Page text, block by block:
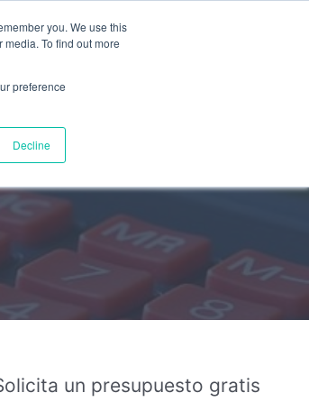
you. We use this
To find out more
preference
Decline
PRESUPUESTO GRATUITO
un presupuesto gratis